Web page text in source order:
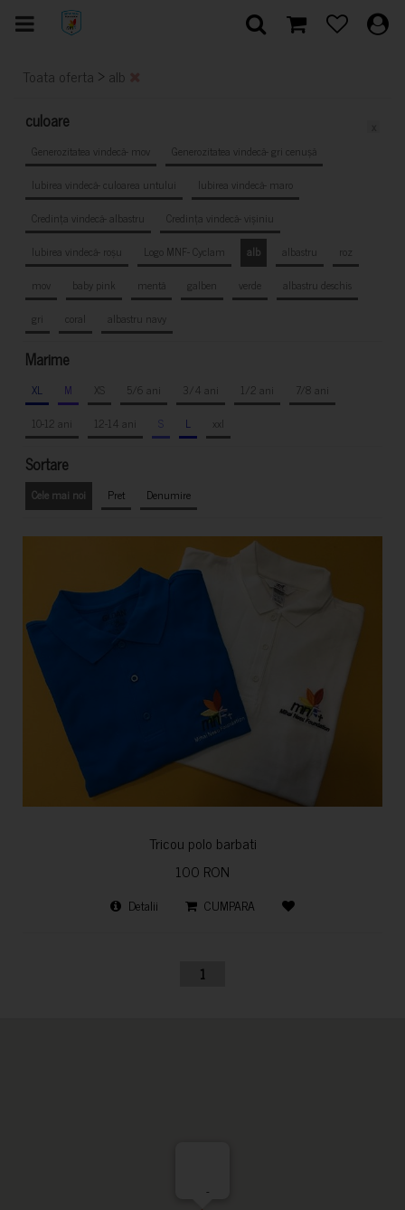
Toata oferta > alb
culoare
Generozitatea vindecă- mov
Generozitatea vindecă- gri cenușă
Iubirea vindecă- culoarea untului
Iubirea vindecă- maro
Credința vindecă- albastru
Credința vindecă- vișiniu
Iubirea vindecă- roșu
Logo MNF- Cyclam alb albastru
roz
mov
baby pink mentă galben verde
albastru deschis
gri
coral albastru navy
Marime
XL M XS 5/6 ani 3/4 ani 1/2 ani
7/8 ani
10-12 ani
12-14 ani S L xxl
Sortare
Cele mai noi Pret Denumire
Tricou polo barbati
100 RON
Detalii CUMPARA
1
-